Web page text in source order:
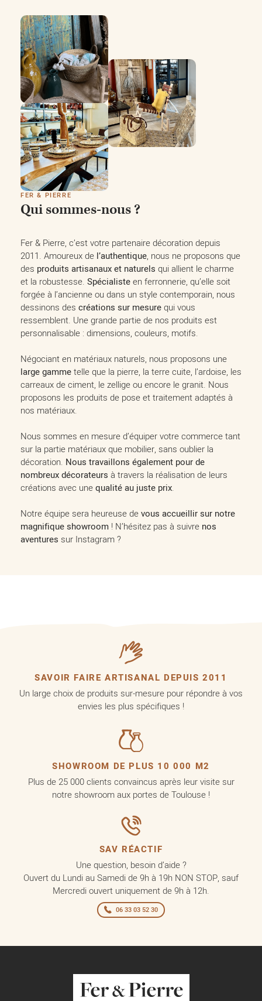
FER & PIERRE
Qui sommes-nous ?
Fer & Pierre, c’est votre partenaire décoration depuis
2011. Amoureux de l’authentique, nous ne proposons que
des produits artisanaux et naturels qui allient le charme
et la robustesse. Spécialisteen ferronnerie, qu’elle soit
forgée à l’ancienne ou dans un style contemporain, nous
dessinons des créations sur mesurequi vous
ressemblent. Une grande partie de nos produits est
personnalisable : dimensions, couleurs, motifs.
Négociant en matériaux naturels, nous proposons une
large gammetelle que la pierre, la terre cuite, l’ardoise, les
carreaux de ciment, le zellige ou encore le granit. Nous
proposons les produits de pose et traitement adaptés à
nos matériaux.
Nous sommes en mesure d’équiper votre commerce tant
sur la partie matériaux que mobilier, sans oublier la
décoration. Nous travaillons également pour de
nombreux décorateurs à travers la réalisation de leurs
créations avec unequalité au juste prix.
Notre équipe sera heureuse devous accueillir sur notre
magnifique showroom ! N’hésitez pas à suivre nos
aventures sur Instagram ?
SAVOIR FAIRE ARTISANAL DEPUIS 2011
Un large choix de produits sur-mesure pour répondre à vos
envies les plus spécifiques !
SHOWROOM DE PLUS 10 000 M2
Plus de 25 000 clients convaincus après leur visite sur
notre showroom aux portes de Toulouse !
SAV RÉACTIF
Une question, besoin d’aide ?
Ouvert du Lundi au Samedi de 9h à 19h NON STOP, sauf
Mercredi ouvert uniquement de 9h à 12h.
06 33 03 52 30